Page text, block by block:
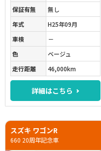
保証有無
無し
年式
H25年09月
車検
－
色
ベージュ
走行距離
46,000km
詳細はこちら
スズキ ワゴンR
660 20周年記念車